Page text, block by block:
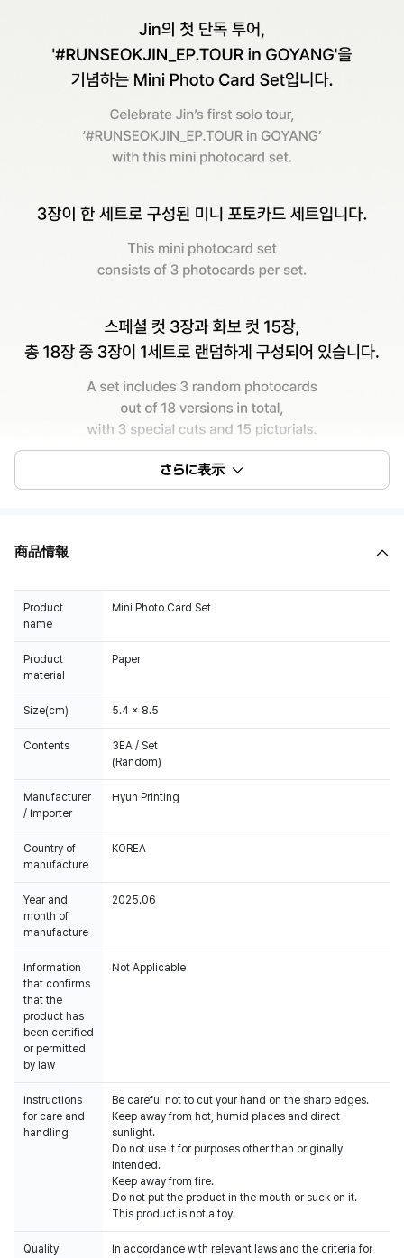
さらに表示
商品情報
Product
name
Mini Photo Card Set
Product
material
Paper
Size(cm) 5.4 x 8.5
Contents
3EA / Set
(Random)
Manufacturer
/ Importer
Hyun Printing
Country of
manufacture
KOREA
Year and
month of
manufacture
2025.06
Information
that confirms
that the
product has
been certified
or permitted
by law
Not Applicable
Instructions
for care and
handling
Be careful not to cut your hand on the sharp edges.
Keep away from hot, humid places and direct
sunlight.
Do not use it for purposes other than originally
intended.
Keep away from fire.
Do not put the product in the mouth or suck on it.
This product is not a toy.
Quality
In accordance with relevant laws and the criteria for